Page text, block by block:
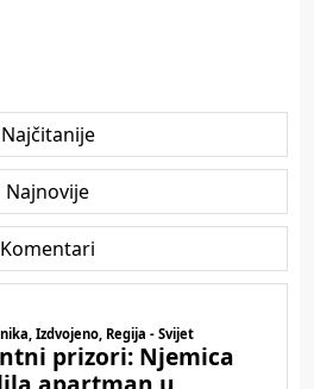
Najčitanije
Najnovije
Komentari